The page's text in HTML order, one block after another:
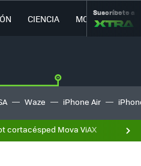
CIENCIA MOVILIDAD
Suscríbete a
Waze iPhone Air
cortacésped Mova ViAX